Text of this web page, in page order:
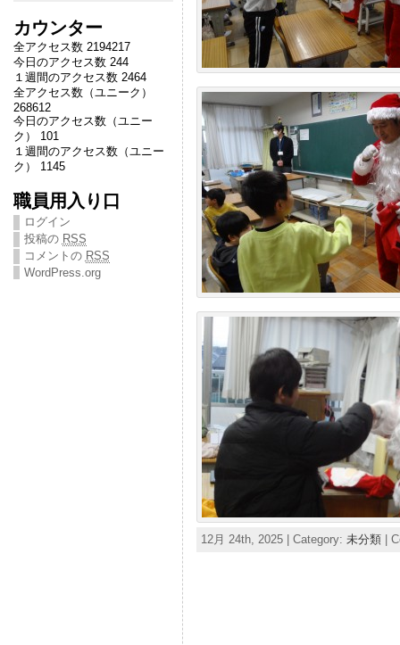
カウンター
全アクセス数 2194217
今日のアクセス数 244
１週間のアクセス数 2464
全アクセス数（ユニーク）
268612
今日のアクセス数（ユニー
ク） 101
１週間のアクセス数（ユニー
ク） 1145
職員用入り口
ログイン
投稿の RSS
コメントの RSS
WordPress.org
12月 24th, 2025 | Category: 未分類|